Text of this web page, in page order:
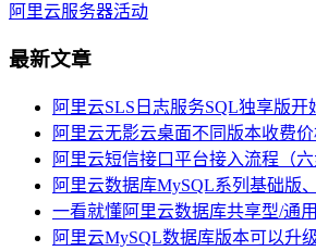
阿里云服务器活动
最新文章
阿里云SLS日志服务SQL独享版开
阿里云无影云桌面不同版本收费
阿里云短信接口平台接入流程（六
阿里云数据库MySQL系列基础版
一看就懂阿里云数据库共享型/通
阿里云MySQL数据库版本可以升